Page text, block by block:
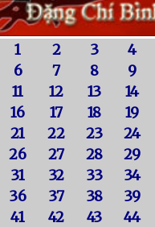
1 2 3 4
6
7 8 9
11
12 13 14
16
17 18 19
21
22 23 24
26
27 28 29
31
32 33 34
36
37 38 39
41
42 43 44